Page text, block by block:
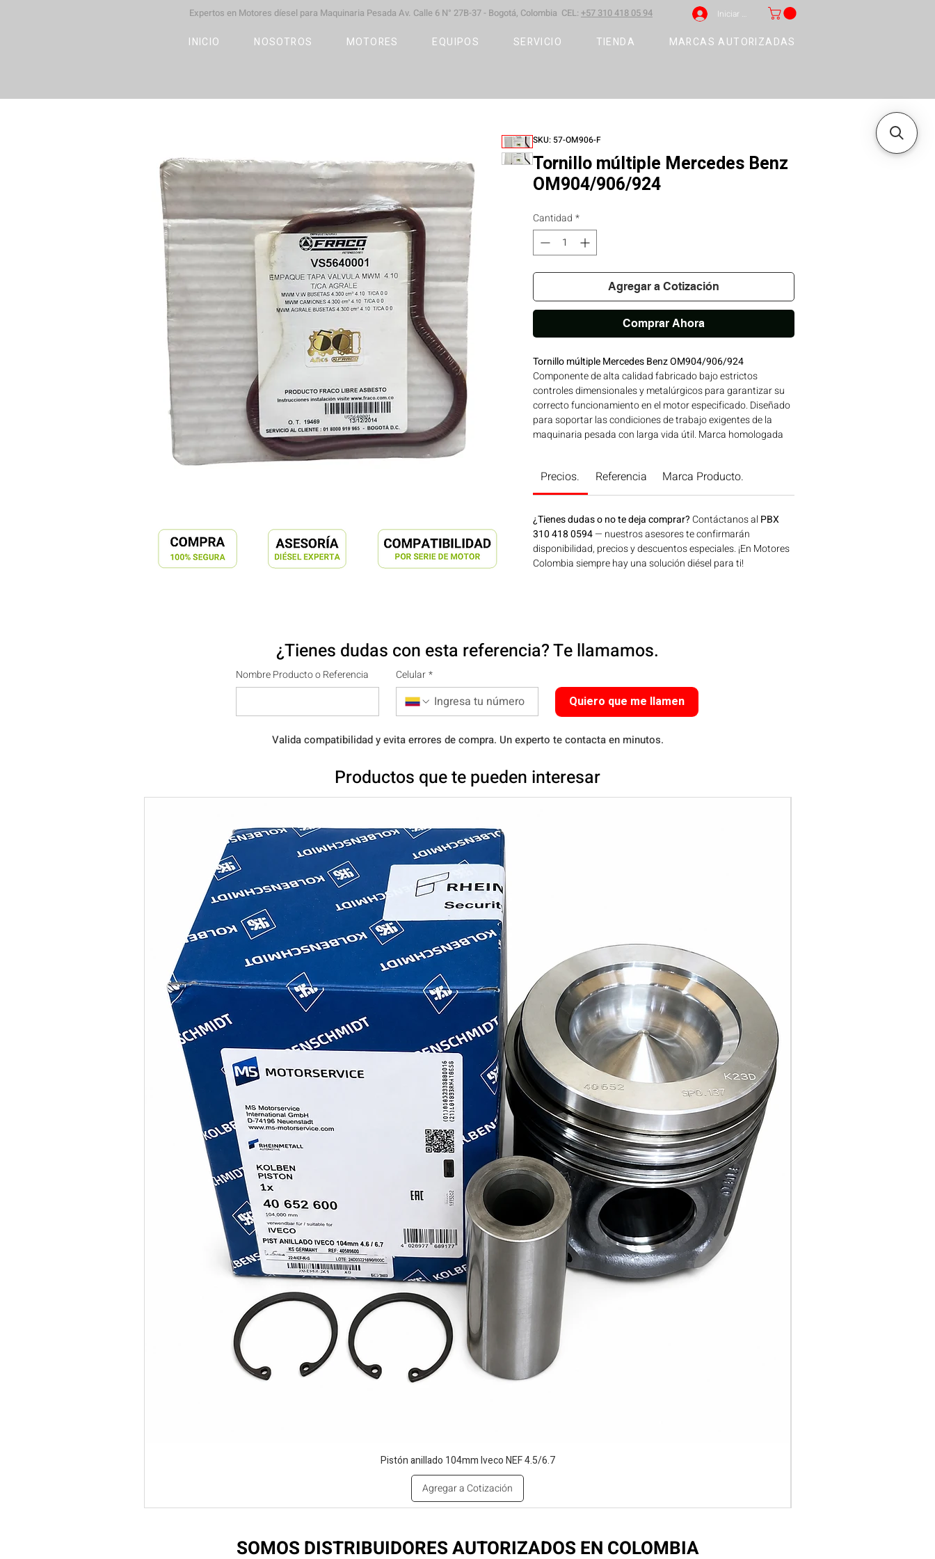
Expertos en Motores díesel para Maquinaria Pesada Av. Calle 6 N° 27B-37 - Bogotá, Colombia CEL: +57 310 418 05 94 Iniciar sesión
INICIO NOSOTROS MOTORES EQUIPOS SERVICIO TIENDA MARCAS AUTORIZADAS
SKU: 57-OM906-F
Tornillo múltiple Mercedes Benz
OM904/906/924
Cantidad *
Agregar a Cotización
Comprar Ahora
Tornillo múltiple Mercedes Benz OM904/906/924
Componente de alta calidad fabricado bajo estrictos
controles dimensionales y metalúrgicos para garantizar su
correcto funcionamiento en el motor especificado. Diseñado
para soportar las condiciones de trabajo exigentes de la
maquinaria pesada con larga vida útil. Marca homologada
MERCEDES BENZ Ideal para aplicaciones en maquinaria
agrícola, construcción, minería y generación de energía
Motores Colombia.
Precios. Referencia Marca Producto.
¿Tienes dudas o no te deja comprar? Contáctanos al PBX
310 418 0594— nuestros asesores te confirmarán
disponibilidad, precios y descuentos especiales. ¡En Motores
Colombia siempre hay una solución diésel para ti!
¿Tienes dudas con esta referencia? Te llamamos.
Nombre Producto o Referencia Celular *
Quiero que me llamen
Valida compatibilidad y evita errores de compra. Un experto te contacta en minutos.
Productos que te pueden interesar
Pistón anillado 104mm Iveco NEF 4.5/6.7
Agregar a Cotización
SOMOS DISTRIBUIDORES AUTORIZADOS EN COLOMBIA